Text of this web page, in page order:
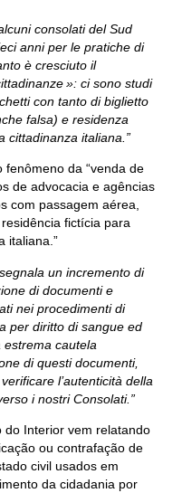
consolati del Sud
anni per le pratiche di
è cresciuto il
»: ci sono studi
con tanto di biglietto
falsa) e residenza
cittadinanza italiana.”
fenômeno da “venda de
de advocacia e agências
com passagem aérea,
fictícia para
italiana.”
un incremento di
di documenti e
nei procedimenti di
per diritto di sangue ed
cautela
di questi documenti,
l’autenticità della
i nostri Consolati.”
do Interior vem relatando
ou contrafação de
civil usados em
da cidadania por